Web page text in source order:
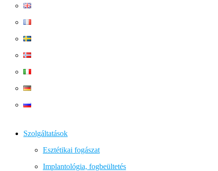
Szolgáltatások
Esztétikai fogászat
Implantológia, fogbeültetés